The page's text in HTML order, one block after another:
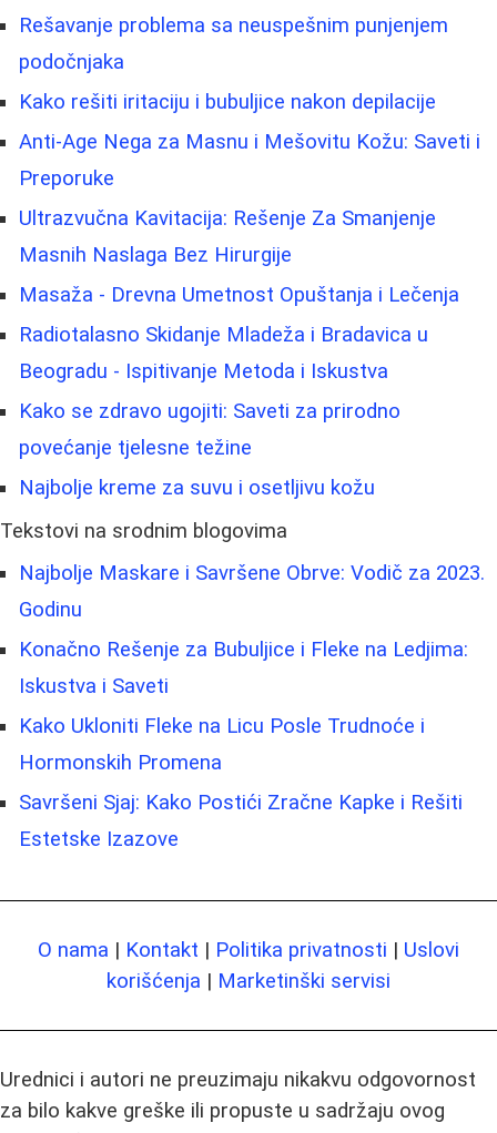
Rešavanje problema sa neuspešnim punjenjem
podočnjaka
Kako rešiti iritaciju i bubuljice nakon depilacije
Anti-Age Nega za Masnu i Mešovitu Kožu: Saveti i
Preporuke
Ultrazvučna Kavitacija: Rešenje Za Smanjenje
Masnih Naslaga Bez Hirurgije
Masaža - Drevna Umetnost Opuštanja i Lečenja
Radiotalasno Skidanje Mladeža i Bradavica u
Beogradu - Ispitivanje Metoda i Iskustva
Kako se zdravo ugojiti: Saveti za prirodno
povećanje tjelesne težine
Najbolje kreme za suvu i osetljivu kožu
Tekstovi na srodnim blogovima
Najbolje Maskare i Savršene Obrve: Vodič za 2023.
Godinu
Konačno Rešenje za Bubuljice i Fleke na Ledjima:
Iskustva i Saveti
Kako Ukloniti Fleke na Licu Posle Trudnoće i
Hormonskih Promena
Savršeni Sjaj: Kako Postići Zračne Kapke i Rešiti
Estetske Izazove
O nama | Kontakt | Politika privatnosti | Uslovi
korišćenja | Marketinški servisi
Urednici i autori ne preuzimaju nikakvu odgovornost
za bilo kakve greške ili propuste u sadržaju ovog